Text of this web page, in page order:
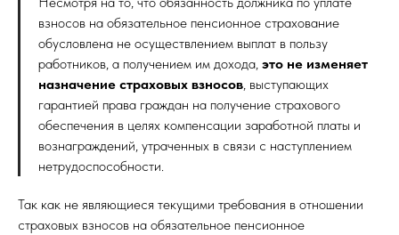
взносов на обязательное пенсионное страхование
обусловлена не осуществлением выплат в пользу
работников, а получением им дохода, это не изменяет
назначение страховых взносов, выступающих
гарантией права граждан на получение страхового
обеспечения в целях компенсации заработной платы и
вознаграждений, утраченных в связи с наступлением
нетрудоспособности.
Так как не являющиеся текущими требования в отношении
страховых взносов на обязательное пенсионное